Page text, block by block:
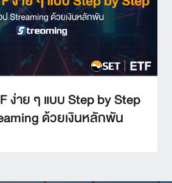
ง่าย ๆ แบบ Step by Step
ด้วยเงินหลักพัน